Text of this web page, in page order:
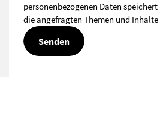
personenbezogenen Daten
die angefragten Themen und